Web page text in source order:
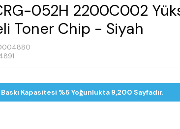
052H 2200C002
Toner Chip - Siyah
Baskı Kapasitesi %5 Yoğunlukta 9,200 Sayfadır.